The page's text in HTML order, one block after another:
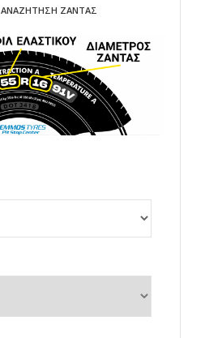
ΑΝΑΖΗΤΗΣΗ ΖΑΝΤΑΣ